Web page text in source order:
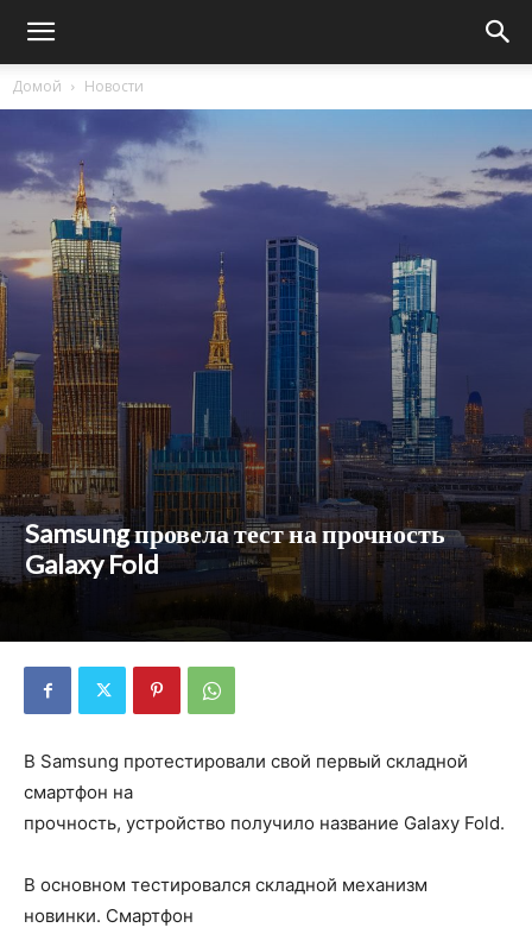
Домой Новости
Samsung провела тест на прочность
Galaxy Fold
В Samsung протестировали свой первый складной
смартфон на
прочность, устройство получило название Galaxy Fold.
В основном тестировался складной механизм
новинки. Смартфон